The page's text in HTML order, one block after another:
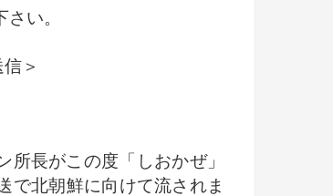
い。
＞
長がこの度「しおかぜ」
で北朝鮮に向けて流されま